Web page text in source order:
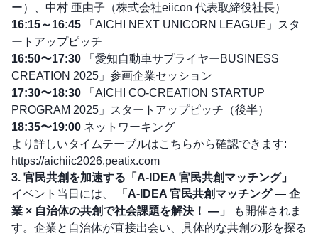
ー）、中村 亜由子（株式会社eiicon 代表取締役社長）
16:15～16:45 「AICHI NEXT UNICORN LEAGUE」スタ
ートアップピッチ
16:50〜17:30 「愛知自動車サプライヤーBUSINESS
CREATION 2025」参画企業セッション
17:30〜18:30 「AICHI CO-CREATION STARTUP
PROGRAM 2025」スタートアップピッチ（後半）
18:35〜19:00 ネットワーキング
より詳しいタイムテーブルはこちらから確認できます:
https://aichiic2026.peatix.com
3. 官民共創を加速する「A-IDEA 官民共創マッチング」
イベント当日には、
「A-IDEA 官民共創マッチング ― 企
業 × 自治体の共創で社会課題を解決！ ―」
も開催されま
す。企業と自治体が直接出会い、具体的な共創の形を探る